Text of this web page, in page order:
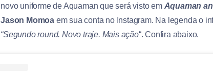
novo uniforme de Aquaman que será visto em Aquaman
Jason Momoa em sua conta no Instagram. Na legenda o
“Segundo round. Novo traje. Mais ação“. Confira abaixo.